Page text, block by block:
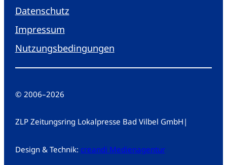
Datenschutz
Impressum
Nutzungsbedingungen
© 2006–2026
ZLP Zeitungsring Lokalpresse Bad Vilbel GmbH |
Design & Technik: creandi Medienagentur